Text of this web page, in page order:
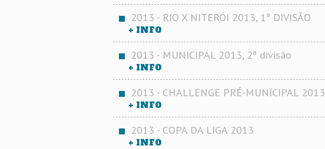
2013 - RIO X NITERÓI 2013, 1ª DIVISÃO
+ INFO
2013 - MUNICIPAL 2013, 2ª divisão
+ INFO
2013 - CHALLENGE PRÉ-MUNICIPAL 2013
+ INFO
2013 - COPA DA LIGA 2013
+ INFO